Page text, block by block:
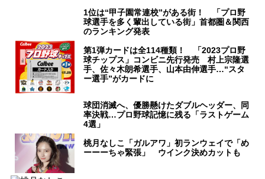
1位は“甲子園常連校”がある街！ 「プロ野
球選手を多く輩出している街」首都圏＆関西
のランキング発表
第1弾カードは全114種類！ 「2023プロ野
球チップス」コンビニ先行発売 村上宗隆選
手、佐々木朗希選手、山本由伸選手…“スタ
ー選手”がカードに
球団消滅へ、優勝懸けたダブルヘッダー、同
率決戦…プロ野球記憶に残る「ラストゲーム
4選」
桃月なしこ「ガルアワ」初ランウェイで「め
ーーーちゃ緊張」 ウインク決めカットも